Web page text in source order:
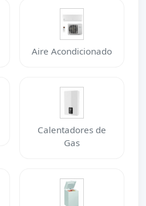
Aire Acondicionado
Calentadores de
Gas